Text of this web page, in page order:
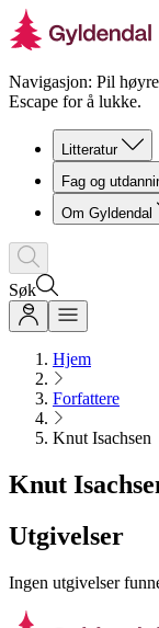
Navigasjon: Pil
Escape for å lukke.
Litteratur
Fag og
Om Gyldendal
Søk
Hjem
Forfattere
Knut Isachsen
Knut
Utgivelser
Ingen utgivelser